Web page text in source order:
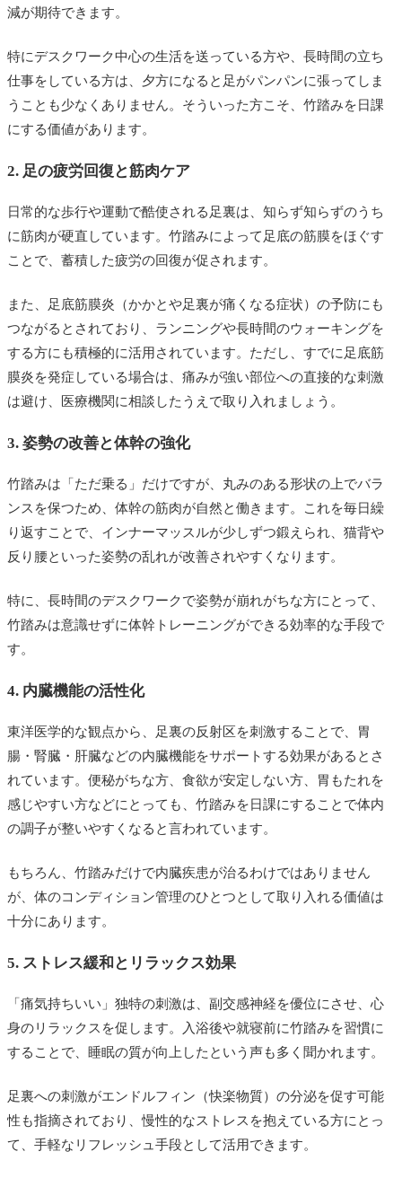
減が期待できます。
特にデスクワーク中心の生活を送っている方や、長時間の立ち
仕事をしている方は、夕方になると足がパンパンに張ってしま
うことも少なくありません。そういった方こそ、竹踏みを日課
にする価値があります。
2. 足の疲労回復と筋肉ケア
日常的な歩行や運動で酷使される足裏は、知らず知らずのうち
に筋肉が硬直しています。竹踏みによって足底の筋膜をほぐす
ことで、蓄積した疲労の回復が促されます。
また、足底筋膜炎（かかとや足裏が痛くなる症状）の予防にも
つながるとされており、ランニングや長時間のウォーキングを
する方にも積極的に活用されています。ただし、すでに足底筋
膜炎を発症している場合は、痛みが強い部位への直接的な刺激
は避け、医療機関に相談したうえで取り入れましょう。
3. 姿勢の改善と体幹の強化
竹踏みは「ただ乗る」だけですが、丸みのある形状の上でバラ
ンスを保つため、体幹の筋肉が自然と働きます。これを毎日繰
り返すことで、インナーマッスルが少しずつ鍛えられ、猫背や
反り腰といった姿勢の乱れが改善されやすくなります。
特に、長時間のデスクワークで姿勢が崩れがちな方にとって、
竹踏みは意識せずに体幹トレーニングができる効率的な手段で
す。
4. 内臓機能の活性化
東洋医学的な観点から、足裏の反射区を刺激することで、胃
腸・腎臓・肝臓などの内臓機能をサポートする効果があるとさ
れています。便秘がちな方、食欲が安定しない方、胃もたれを
感じやすい方などにとっても、竹踏みを日課にすることで体内
の調子が整いやすくなると言われています。
もちろん、竹踏みだけで内臓疾患が治るわけではありません
が、体のコンディション管理のひとつとして取り入れる価値は
十分にあります。
5. ストレス緩和とリラックス効果
「痛気持ちいい」独特の刺激は、副交感神経を優位にさせ、心
身のリラックスを促します。入浴後や就寝前に竹踏みを習慣に
することで、睡眠の質が向上したという声も多く聞かれます。
足裏への刺激がエンドルフィン（快楽物質）の分泌を促す可能
性も指摘されており、慢性的なストレスを抱えている方にとっ
て、手軽なリフレッシュ手段として活用できます。